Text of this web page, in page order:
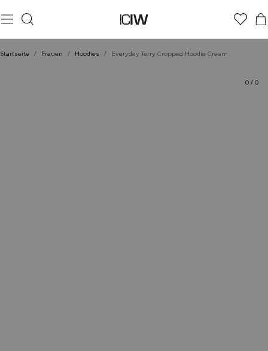
Startseite / Frauen / Hoodies / Everyday Terry Cropped Hoodie Cream
0 / 0